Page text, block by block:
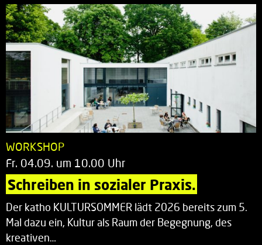
WORKSHOP
Fr. 04.09. um 10.00 Uhr
Schreiben in sozialer Praxis.
Der katho KULTURSOMMER lädt 2026 bereits zum 5.
Mal dazu ein, Kultur als Raum der Begegnung, des
kreativen…